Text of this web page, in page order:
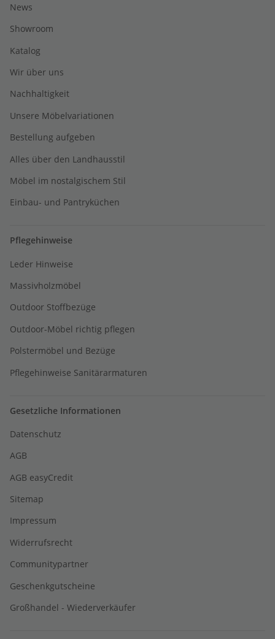
News
Showroom
Katalog
Wir über uns
Nachhaltigkeit
Unsere Möbelvariationen
Bestellung aufgeben
Alles über den Landhausstil
Möbel im nostalgischem Stil
Einbau- und Pantryküchen
Pflegehinweise
Leder Hinweise
Massivholzmöbel
Outdoor Stoffbezüge
Outdoor-Möbel richtig pflegen
Polstermöbel und Bezüge
Pflegehinweise Sanitärarmaturen
Gesetzliche Informationen
Datenschutz
AGB
AGB easyCredit
Sitemap
Impressum
Widerrufsrecht
Communitypartner
Geschenkgutscheine
Großhandel - Wiederverkäufer